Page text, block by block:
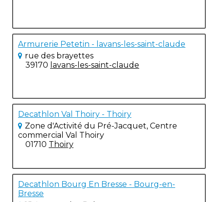
Armurerie Petetin - lavans-les-saint-claude
rue des brayettes
39170 lavans-les-saint-claude
Decathlon Val Thoiry - Thoiry
Zone d'Activité du Pré-Jacquet, Centre
commercial Val Thoiry
01710 Thoiry
Decathlon Bourg En Bresse - Bourg-en-
Bresse